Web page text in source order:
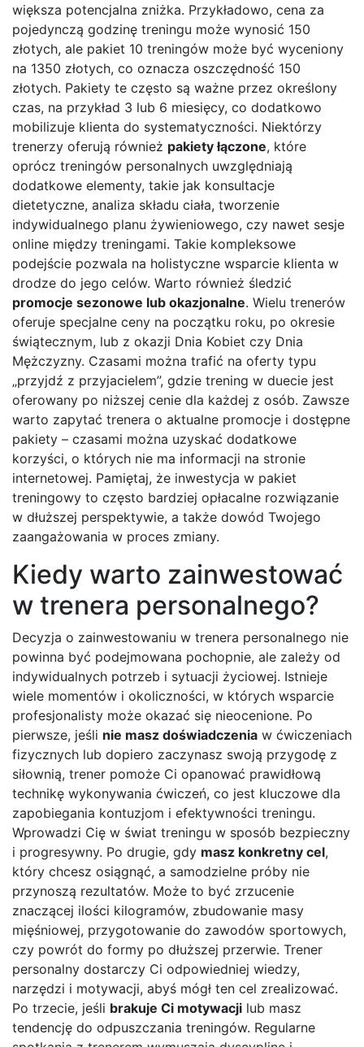
większa potencjalna zniżka. Przykładowo, cena za
pojedynczą godzinę treningu może wynosić 150
złotych, ale pakiet 10 treningów może być wyceniony
na 1350 złotych, co oznacza oszczędność 150
złotych. Pakiety te często są ważne przez określony
czas, na przykład 3 lub 6 miesięcy, co dodatkowo
mobilizuje klienta do systematyczności. Niektórzy
trenerzy oferują również pakiety łączone, które
oprócz treningów personalnych uwzględniają
dodatkowe elementy, takie jak konsultacje
dietetyczne, analiza składu ciała, tworzenie
indywidualnego planu żywieniowego, czy nawet sesje
online między treningami. Takie kompleksowe
podejście pozwala na holistyczne wsparcie klienta w
drodze do jego celów. Warto również śledzić
promocje sezonowe lub okazjonalne. Wielu trenerów
oferuje specjalne ceny na początku roku, po okresie
świątecznym, lub z okazji Dnia Kobiet czy Dnia
Mężczyzny. Czasami można trafić na oferty typu
„przyjdź z przyjacielem”, gdzie trening w duecie jest
oferowany po niższej cenie dla każdej z osób. Zawsze
warto zapytać trenera o aktualne promocje i dostępne
pakiety – czasami można uzyskać dodatkowe
korzyści, o których nie ma informacji na stronie
internetowej. Pamiętaj, że inwestycja w pakiet
treningowy to często bardziej opłacalne rozwiązanie
w dłuższej perspektywie, a także dowód Twojego
zaangażowania w proces zmiany.
Kiedy warto zainwestować
w trenera personalnego?
Decyzja o zainwestowaniu w trenera personalnego nie
powinna być podejmowana pochopnie, ale zależy od
indywidualnych potrzeb i sytuacji życiowej. Istnieje
wiele momentów i okoliczności, w których wsparcie
profesjonalisty może okazać się nieocenione. Po
pierwsze, jeśli nie masz doświadczenia w ćwiczeniach
fizycznych lub dopiero zaczynasz swoją przygodę z
siłownią, trener pomoże Ci opanować prawidłową
technikę wykonywania ćwiczeń, co jest kluczowe dla
zapobiegania kontuzjom i efektywności treningu.
Wprowadzi Cię w świat treningu w sposób bezpieczny
i progresywny. Po drugie, gdy masz konkretny cel,
który chcesz osiągnąć, a samodzielne próby nie
przynoszą rezultatów. Może to być zrzucenie
znaczącej ilości kilogramów, zbudowanie masy
mięśniowej, przygotowanie do zawodów sportowych,
czy powrót do formy po dłuższej przerwie. Trener
personalny dostarczy Ci odpowiedniej wiedzy,
narzędzi i motywacji, abyś mógł ten cel zrealizować.
Po trzecie, jeśli brakuje Ci motywacji lub masz
tendencję do odpuszczania treningów. Regularne